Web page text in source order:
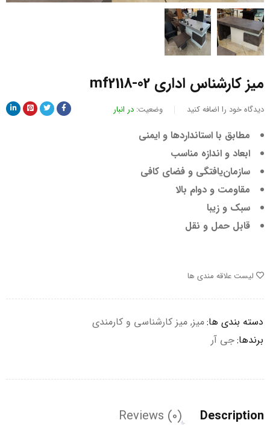
میز کارشناس اداری mf2118-02
دیدگاه خود را اضافه کنید وضعیت: در انبار
مطابق با استانداردها و ایمنی
ابعاد و اندازه مناسب
سازمان‌یافتگی و فضای کافی
مقاومت و دوام بالا
سبک و زیبا
قابل حمل و نقل
لیست علاقه مندی ها
دسته بندی ها:میز, میز کارشناسی و کارمندی
برندها:جی آر
Description
Reviews (0)